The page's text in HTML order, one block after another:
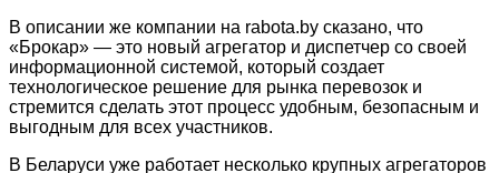
В описании же компании на rabota.by сказано, что
«Брокар» — это новый агрегатор и диспетчер со своей
информационной системой, который создает
технологическое решение для рынка перевозок и
стремится сделать этот процесс удобным, безопасным и
выгодным для всех участников.
В Беларуси уже работает несколько крупных агрегаторов